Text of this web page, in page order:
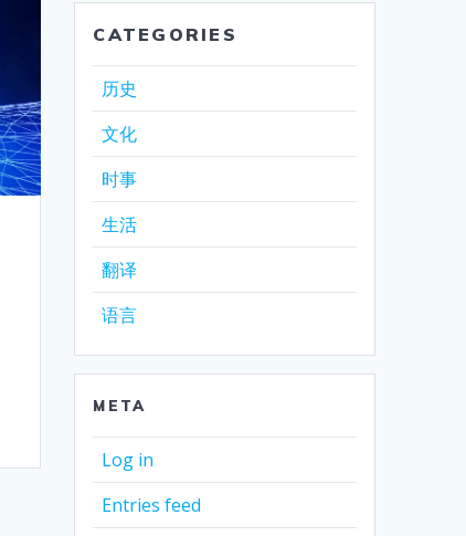
CATEGORIES
历史
文化
时事
生活
翻译
语言
META
Log in
Entries feed